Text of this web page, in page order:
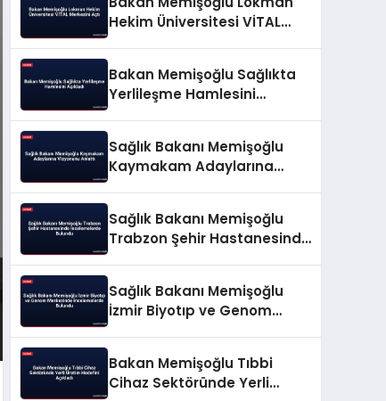
Hekim Üniversitesi VİTAL
Bakan Memişoğlu Sağlıkta
Yerlileşme Hamlesini
Sağlık Bakanı Memişoğlu
Kaymakam Adaylarına
Sağlık Bakanı Memişoğlu
Trabzon Şehir Hastanesinde
Sağlık Bakanı Memişoğlu
İzmir Biyotıp ve Genom
Bakan Memişoğlu Tıbbi
Cihaz Sektöründe Yerli